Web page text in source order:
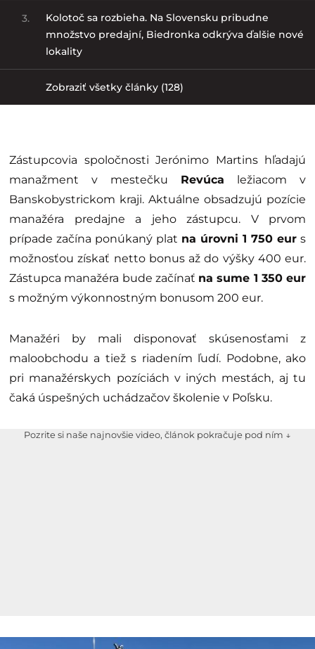
3.
Kolotoč sa rozbieha. Na Slovensku pribudne
množstvo predajní, Biedronka odkrýva ďalšie nové
lokality
Zobraziť všetky články (128)
Zástupcovia spoločnosti Jerónimo Martins hľadajú
manažment v mestečku Revúca ležiacom v
Banskobystrickom kraji. Aktuálne obsadzujú pozície
manažéra predajne a jeho zástupcu. V prvom
prípade začína ponúkaný plat na úrovni 1 750 eur s
možnosťou získať netto bonus až do výšky 400 eur.
Zástupca manažéra bude začínať na sume 1 350 eur
s možným výkonnostným bonusom 200 eur.
Manažéri by mali disponovať skúsenosťami z
maloobchodu a tiež s riadením ľudí. Podobne, ako
pri manažérskych pozíciách v iných mestách, aj tu
čaká úspešných uchádzačov školenie v Poľsku.
Pozrite si naše najnovšie video, článok pokračuje pod ním ↓